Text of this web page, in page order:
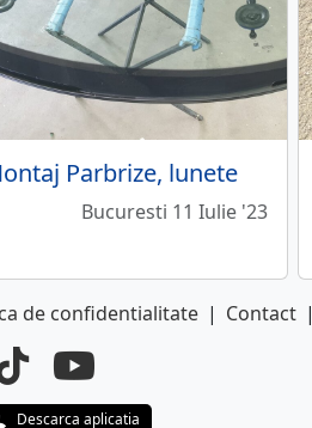
Parbrize, lunete
Bucuresti 11 Iulie '23
de confidentialitate | Contact |
Descarca aplicatia